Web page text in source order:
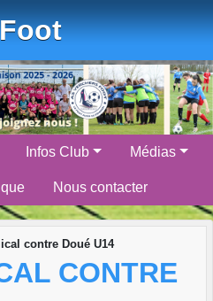
Infos Club Médias
Nous contacter
contre Doué U14
CONTRE